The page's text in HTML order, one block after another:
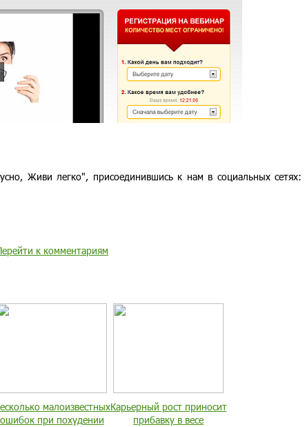
Живи легко", присоединившись к нам в социальных сетях:
к комментариям
малоизвестных
ошибок при похудении
Карьерный рост приносит
прибавку в весе